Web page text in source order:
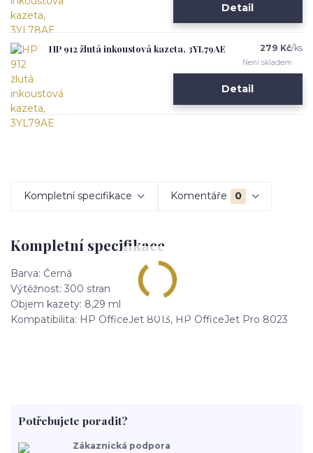
Detail
HP 912 žlutá inkoustová kazeta, 3YL79AE 279 Kč/ks
Není skladem
Detail
Kompletní specifikace Komentáře 0
Kompletní specifikace
Barva: Černá
Výtěžnost: 300 stran
Objem kazety: 8,29 ml
Kompatibilita: HP OfficeJet 8013, HP OfficeJet Pro 8023
Potřebujete poradit?
Zákaznická podpora